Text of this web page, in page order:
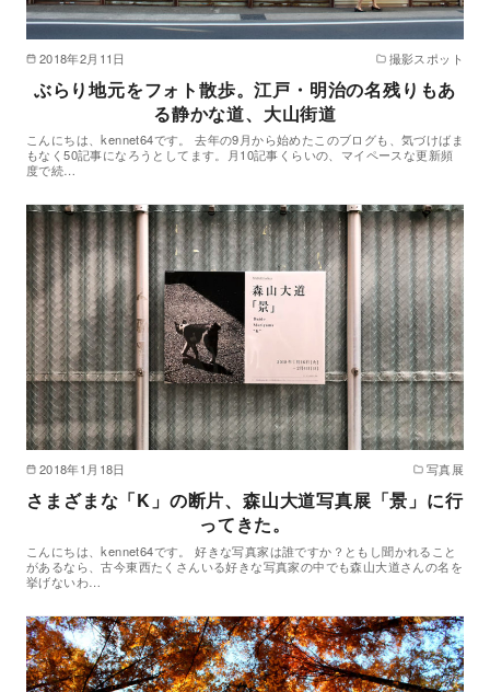
2018年2月11日 撮影スポット
ぶらり地元をフォト散歩。江戸・明治の名残りもあ
る静かな道、大山街道
こんにちは、kennet64です。 去年の9月から始めたこのブログも、気づけばま
もなく50記事になろうとしてます。月10記事くらいの、マイペースな更新頻
度で続…
2018年1月18日 写真展
さまざまな「K」の断片、森山大道写真展「景」に行
ってきた。
こんにちは、kennet64です。 好きな写真家は誰ですか？ともし聞かれること
があるなら、古今東西たくさんいる好きな写真家の中でも森山大道さんの名を
挙げないわ…